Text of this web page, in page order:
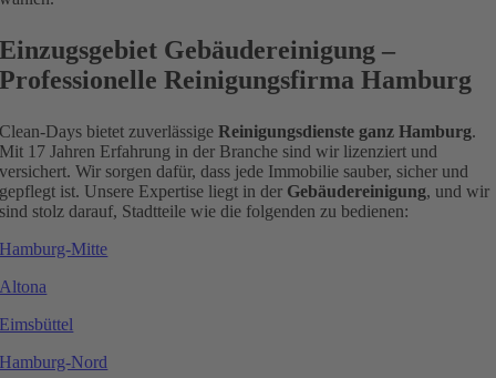
Einzugsgebiet Gebäudereinigung –
Professionelle Reinigungsfirma Hamburg
Clean-Days bietet zuverlässigeReinigungsdienste ganz Hamburg.
Mit 17 Jahren Erfahrung in der Branche sind wir lizenziert und
versichert. Wir sorgen dafür, dass jede Immobilie sauber, sicher und
gepflegt ist. Unsere Expertise liegt in der Gebäudereinigung, und wir
sind stolz darauf, Stadtteile wie die folgenden zu bedienen:
Hamburg-Mitte
Altona
Eimsbüttel
Hamburg-Nord